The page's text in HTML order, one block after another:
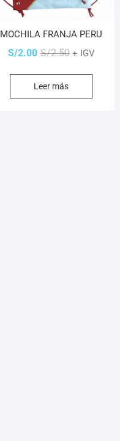
MOCHILA FRANJA PERU
S/2.50 El
era:
S/2.00
El
es:
+ IGV
Leer más